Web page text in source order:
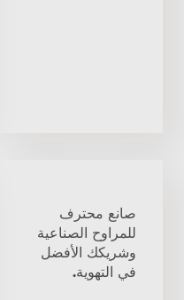
صانع محترف
للمراوح الصناعية
وشريكك الأفضل
في التهوية.